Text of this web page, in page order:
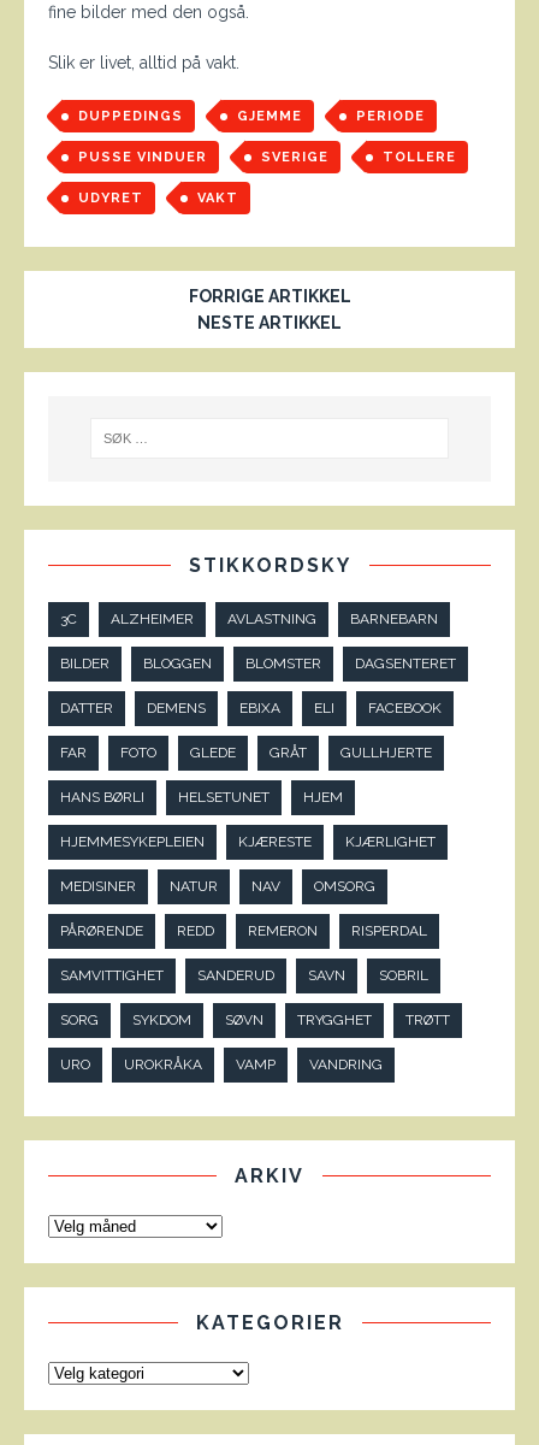
fine bilder med den også.
Slik er livet, alltid på vakt.
DUPPEDINGS GJEMME PERIODE
PUSSE VINDUER SVERIGE TOLLERE
UDYRET VAKT
FORRIGE ARTIKKEL
NESTE ARTIKKEL
STIKKORDSKY
3C ALZHEIMER AVLASTNING BARNEBARN
BILDER BLOGGEN BLOMSTER DAGSENTERET
DATTER DEMENS EBIXA ELI FACEBOOK
FAR FOTO GLEDE GRÅT GULLHJERTE
HANS BØRLI HELSETUNET HJEM
HJEMMESYKEPLEIEN KJÆRESTE KJÆRLIGHET
MEDISINER NATUR NAV OMSORG
PÅRØRENDE REDD REMERON RISPERDAL
SAMVITTIGHET SANDERUD SAVN SOBRIL
SORG SYKDOM SØVN TRYGGHET TRØTT
URO UROKRÅKA VAMP VANDRING
ARKIV
KATEGORIER